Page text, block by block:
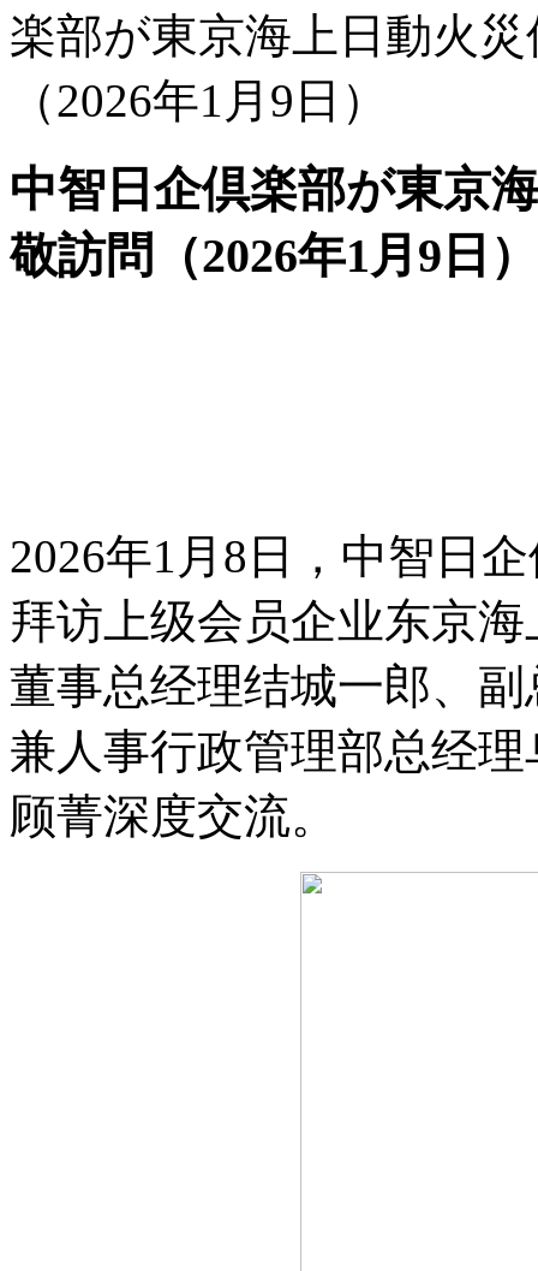
楽部が東京海上日動火
（2026年1月9日）
中智日企倶楽部が東京
敬訪問（2026年1月9日）
2026年1月8日，中智日
拜访上级会员企业东京
董事总经理结城一郎、
兼人事行政管理部总经
顾菁深度交流。